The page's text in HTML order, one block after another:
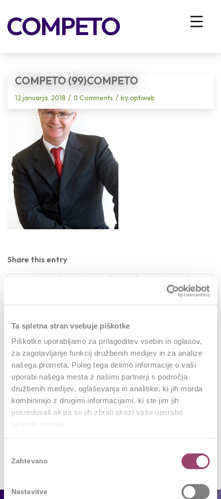
Ta spletna stran vsebuje piškotke
Piškotke uporabljamo za prilagoditev vsebin in oglasov,
za zagotavljanje funkcij družbenih medijev in za analize
našega prometa. Poleg tega delimo informacije o vaši
uporabi našega mesta z našimi partnerji s področja
družbenih medijev, oglaševanja in analitike, ki jih morda
kombinirajo z drugimi informacijami, ki ste jim jih
posredovali ali pa so jih zbrali skozi vašo uporabo
soglasja
Zahtevano
Nastavitve
You are here: Home Vhodna stran
/
Employer Branding – The war for profit or the war for talent?
COMPETO (99)COMPETO
12 januarja, 2018 / 0 Comments / byoptiweb
Share this entry
0
REPLIES
Leave a Reply
Want to join the discussion?
Za objavo komentarja se morateprijaviti.